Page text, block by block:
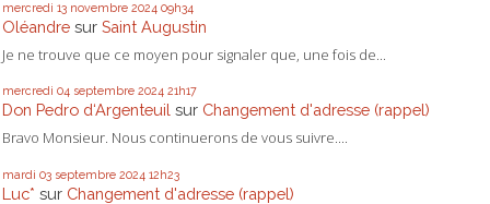
mercredi 13 novembre 2024 09h34
Oléandre sur Saint Augustin
Je ne trouve que ce moyen pour signaler que, une fois de...
mercredi 04 septembre 2024 21h17
Don Pedro d‘Argenteuil sur Changement d'adresse (rappel)
Bravo Monsieur. Nous continuerons de vous suivre....
mardi 03 septembre 2024 12h23
Luc* sur Changement d'adresse (rappel)